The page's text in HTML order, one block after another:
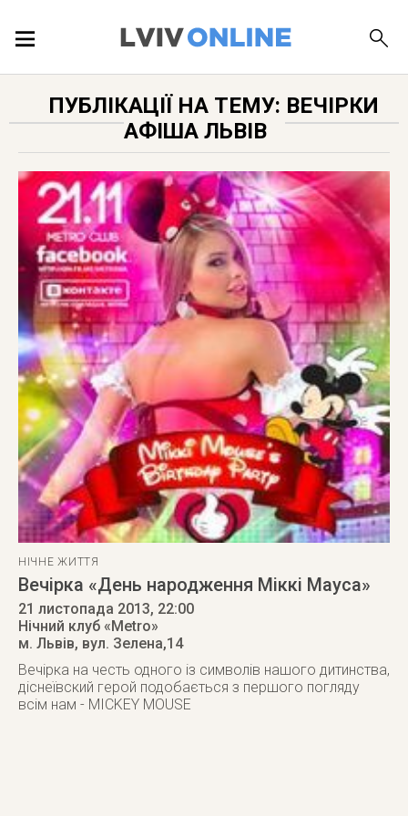
ПУБЛІКАЦІЇ
ДОВІДКА
ПУБЛІКАЦІЇ НА ТЕМУ: ВЕЧІРКИ
АФІША ЛЬВІВ
НІЧНЕ ЖИТТЯ
Вечірка «День народження Міккі Мауса»
21 листопада 2013, 22:00
Нічний клуб «Metro»
м. Львів, вул. Зелена,14
Вечірка на честь одного із символів нашого дитинства,
діснеївский герой подобається з першого погляду
всім нам - MICKEY MOUSE